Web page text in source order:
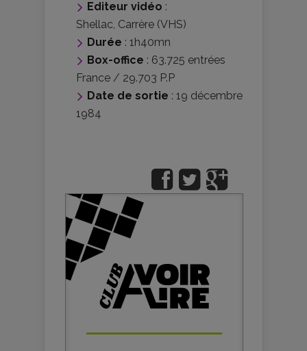
Editeur vidéo :
Shellac, Carrère (VHS)
Durée : 1h40mn
Box-office : 63.725 entrées
France / 29.703 P.P
Date de sortie : 19 décembre
1984